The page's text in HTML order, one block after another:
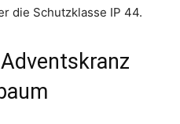
die Schutzklasse IP 44.